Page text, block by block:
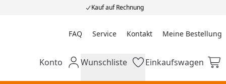
Kauf auf Rechnung
FAQ Service Kontakt Meine Bestellung
Meine Bestellung
Mein Konto
Konto Wunschliste
Wunschliste Einkaufswagen
Einkaufswagen